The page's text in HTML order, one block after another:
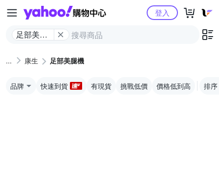
Yahoo購物中心
足部美腿
登入
康生 足部美腿機
品牌 快速到貨 有現貨 挑戰低價 價格低到高 排序